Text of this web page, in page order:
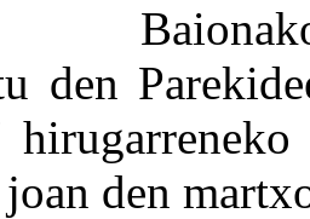
den
den